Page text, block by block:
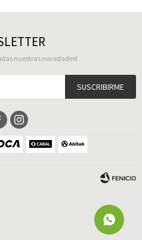
nuestras novedades!
SUSCRIBIRME
